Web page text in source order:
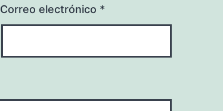
Correo electrónico *